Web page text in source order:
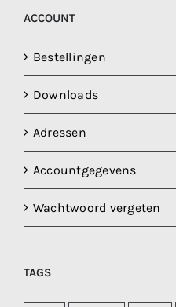
ACCOUNT
Bestellingen
Downloads
Adressen
Accountgegevens
Wachtwoord vergeten
TAGS